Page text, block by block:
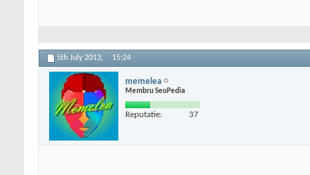
5th July 2013, 15:24
memelea
Membru SeoPedia
Reputatie: 37